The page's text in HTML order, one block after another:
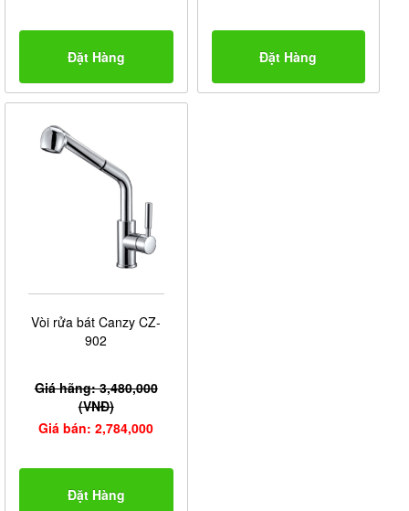
Đặt Hàng Đặt Hàng
Vòi rửa bát Canzy CZ-
902
Giá hãng: 3,480,000
(VNĐ)
Giá bán: 2,784,000
Đặt Hàng